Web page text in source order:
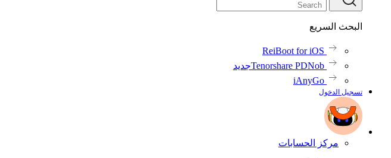
البحث السريع
ReiBoot for iOS
Tenorshare PDNobجديد
iAnyGo
تسجيل الدخول
مركز الحسابات